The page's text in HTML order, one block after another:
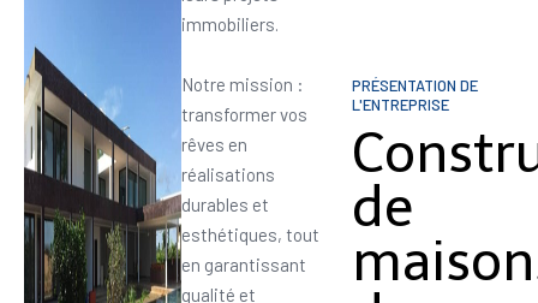
immobiliers.
Notre mission :
transformer vos
rêves en
réalisations
durables et
esthétiques, tout
en garantissant
qualité et
PRÉSENTATION DE
L'ENTREPRISE
de